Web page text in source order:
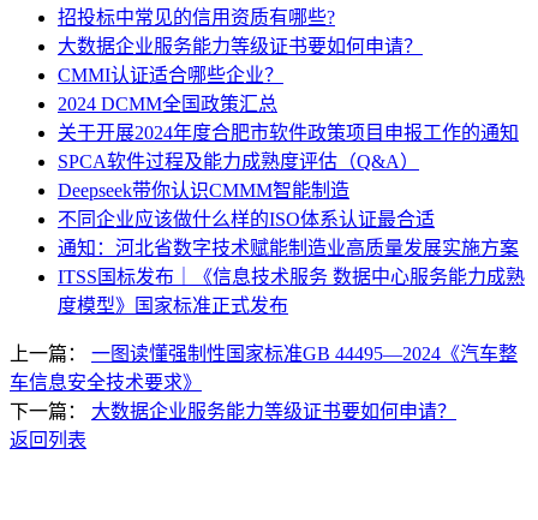
招投标中常见的信用资质有哪些?
大数据企业服务能力等级证书要如何申请？
CMMI认证适合哪些企业？
2024 DCMM全国政策汇总
关于开展2024年度合肥市软件政策项目申报工作的通知
SPCA软件过程及能力成熟度评估（Q&A）
Deepseek带你认识CMMM智能制造
不同企业应该做什么样的ISO体系认证最合适
通知：河北省数字技术赋能制造业高质量发展实施方案
ITSS国标发布｜《信息技术服务 数据中心服务能力成熟
度模型》国家标准正式发布
上一篇： 一图读懂强制性国家标准GB 44495—2024《汽车整
车信息安全技术要求》
下一篇： 大数据企业服务能力等级证书要如何申请？
返回列表